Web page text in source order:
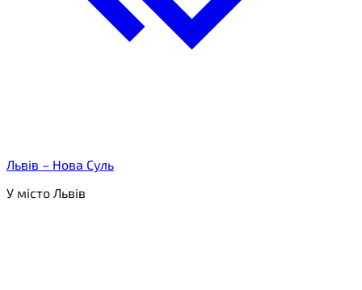
Львів – Нова Суль
У місто Львів